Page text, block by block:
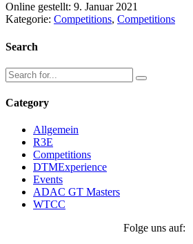
Online gestellt: 9. Januar 2021
Kategorie: Competitions, Competitions
Search
Category
Allgemein
R3E
Competitions
DTMExperience
Events
ADAC GT Masters
WTCC
Folge uns auf: